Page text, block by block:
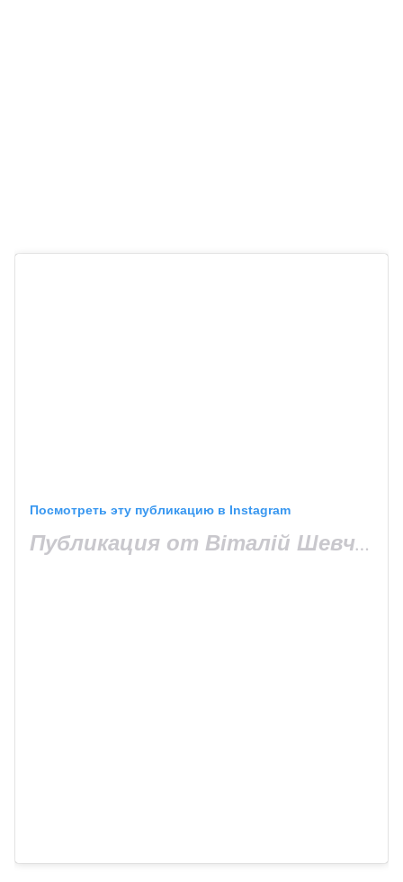
Посмотреть эту публикацию в Instagram
Публикация от Віталій Шевченко (@shevchik.v)